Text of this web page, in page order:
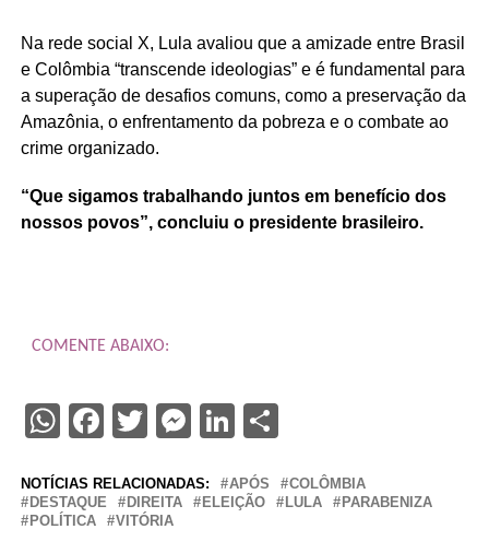
Na rede social X, Lula avaliou que a amizade entre Brasil
e Colômbia “transcende ideologias” e é fundamental para
a superação de desafios comuns, como a preservação da
Amazônia, o enfrentamento da pobreza e o combate ao
crime organizado.
“Que sigamos trabalhando juntos em benefício dos
nossos povos”, concluiu o presidente brasileiro.
COMENTE ABAIXO:
WhatsApp
Facebook
Twitter
Messenger
LinkedIn
Share
NOTÍCIAS RELACIONADAS: APÓS
COLÔMBIA
DESTAQUE
DIREITA ELEIÇÃO LULA
PARABENIZA
POLÍTICA
VITÓRIA